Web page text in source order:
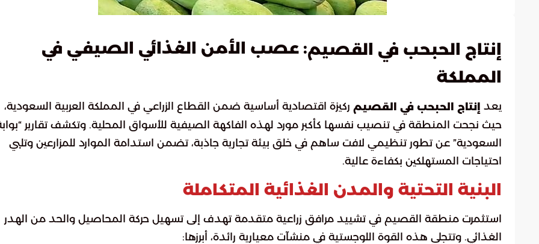
إنتاج الحبحب في القصيم: عصب الأمن الغذائي الصيفي في
المملكة
يعد إنتاج الحبحب في القصيم ركيزة اقتصادية أساسية ضمن القطاع الزراعي في المملكة العربية السعودية،
حيث نجحت المنطقة في تنصيب نفسها كأكبر مورد لهذه الفاكهة الصيفية للأسواق المحلية. وتكشف تقارير
السعودية” عن تطور تنظيمي لافت ساهم في خلق بيئة تجارية جاذبة، تضمن استدامة الموارد للمزارعين وتلبي
احتياجات المستهلكين بكفاءة عالية.
البنية التحتية والمدن الغذائية المتكاملة
استثمرت منطقة القصيم في تشييد مرافق زراعية متقدمة تهدف إلى تسهيل حركة المحاصيل والحد من الهدر
الغذائي. وتتجلى هذه القوة اللوجستية في منشآت معيارية رائدة، أبرزها: